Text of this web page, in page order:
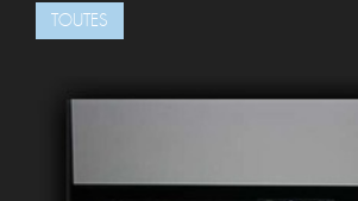
TOUTES